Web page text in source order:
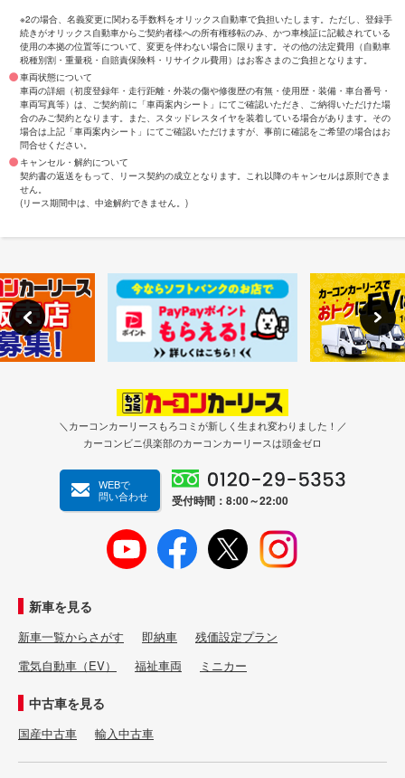
※2の場合、名義変更に関わる手数料をオリックス自動車で負担いたします。ただし、登録手
続きがオリックス自動車からご契約者様への所有権移転のみ、かつ車検証に記載されている
使用の本拠の位置等について、変更を伴わない場合に限ります。その他の法定費用（自動車
税種別割・重量税・自賠責保険料・リサイクル費用）はお客さまのご負担となります。
車両状態について
車両の詳細（初度登録年・走行距離・外装の傷や修復歴の有無・使用歴・装備・車台番号・
車両写真等）は、ご契約前に「車両案内シート」にてご確認いただき、ご納得いただけた場
合のみご契約となります。また、スタッドレスタイヤを装着している場合があります。その
場合は上記「車両案内シート」にてご確認いただけますが、事前に確認をご希望の場合はお
問合せください。
キャンセル・解約について
契約書の返送をもって、リース契約の成立となります。これ以降のキャンセルは原則できま
せん。
(リース期間中は、中途解約できません。)
＼カーコンカーリースもろコミが新しく生まれ変わりました！／
カーコンビニ倶楽部のカーコンカーリースは頭金ゼロ
WEBで
問い合わせ
受付時間：8:00～22:00
新車を見る
新車一覧からさがす 即納車
残価設定プラン
電気自動車（EV）
福祉車両 ミニカー
中古車を見る
国産中古車 輸入中古車